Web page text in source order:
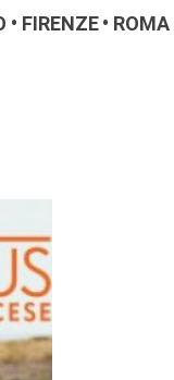
FIRENZE ROMA